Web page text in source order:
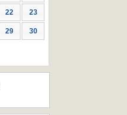
22 23
29 30